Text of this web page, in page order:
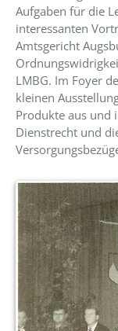
Aufgaben für die
interessanten
Amtsgericht
LMBG. Im Foyer
kleinen
Produkte aus und
Dienstrecht und